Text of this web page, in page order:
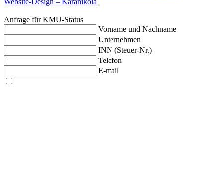
Website-Design – Karanikola
Anfrage für KMU-Status
Vorname und Nachname
Unternehmen
INN (Steuer-Nr.)
Telefon
E-mail